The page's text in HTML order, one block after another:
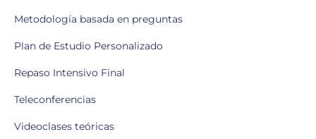
Metodología basada en preguntas
Plan de Estudio Personalizado
Repaso Intensivo Final
Teleconferencias
Videoclases teóricas